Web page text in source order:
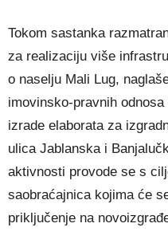
Tokom sastanka
za realizaciju više
o naselju Mali Lug,
imovinsko-pravnih
izrade elaborata za
ulica Jablanska i
aktivnosti provode se s
saobraćajnica kojima će
priključenje na